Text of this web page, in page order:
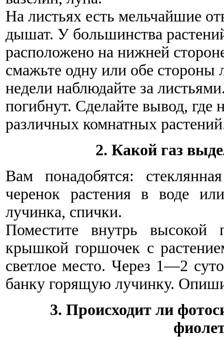
На листьях есть мельчайшие
дышат. У большинства
расположено на нижней
смажьте одну или обе стороны
недели наблюдайте за
погибнут. Сделайте вывод, где
различных комнатных
2. Какой газ
Вам понадобятся:
черенок растения в воде
лучинка, спички.
Поместите внутрь высокой
крышкой горшочек с
светлое место. Через 1—2
банку горящую лучинку.
3. Происходит ли